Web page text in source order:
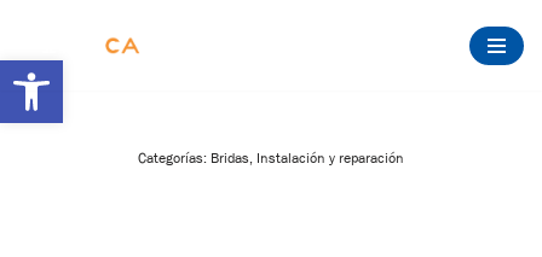
Saltar
al
contenido
Categorías: Bridas Instalación y reparación
Abrir barra de herramientas